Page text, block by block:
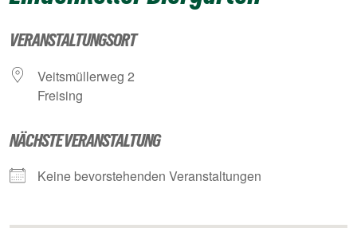
VERANSTALTUNGSORT
Veits­mül­ler­weg 2
Frei­sing
NÄCHSTE VERANSTALTUNG
Kei­ne bevor­ste­hen­den Veranstaltungen